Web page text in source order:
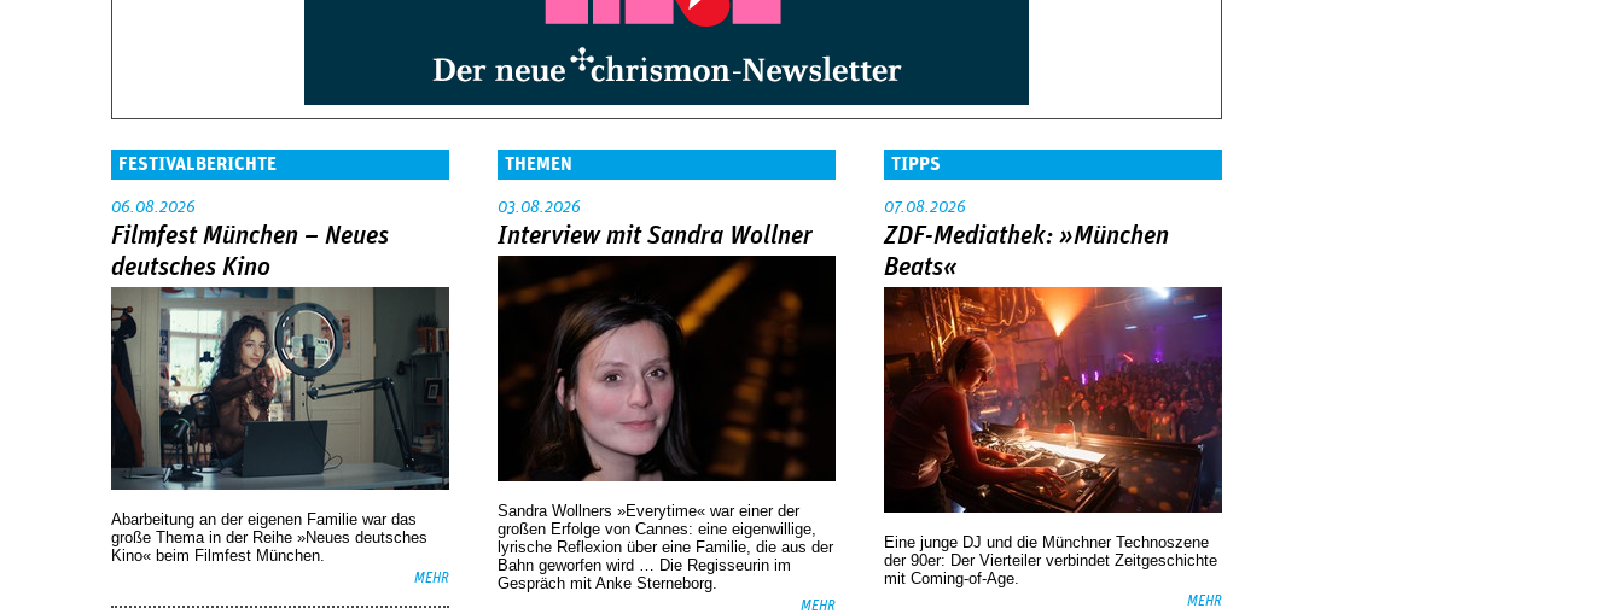
FESTIVALBERICHTE
06.08.2026
Filmfest München – Neues
deutsches Kino
Abarbeitung an der eigenen Familie war das
große Thema in der Reihe »Neues deutsches
Kino« beim Filmfest München.
MEHR
THEMEN
03.08.2026
Interview mit Sandra Wollner
Sandra Wollners »Everytime« war einer der
großen Erfolge von Cannes: eine eigenwillige,
lyrische Reflexion über eine ­Familie, die aus der
Bahn geworfen wird … Die Regisseurin im
Gespräch mit Anke Sterneborg.
MEHR
TIPPS
07.08.2026
ZDF-Mediathek: »München
Beats«
Eine junge DJ und die Münchner Technoszene
der 90er: Der Vierteiler verbindet Zeitgeschichte
mit Coming-of-Age.
MEHR